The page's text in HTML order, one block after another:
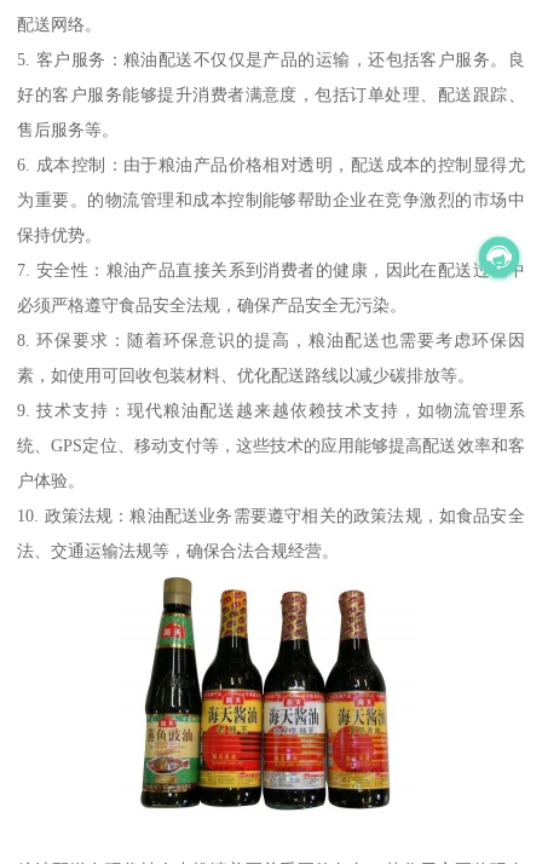
配送网络。
5. 客户服务：粮油配送不仅仅是产品的运输，还包括客户服务。良
好的客户服务能够提升消费者满意度，包括订单处理、配送跟踪、
售后服务等。
6. 成本控制：由于粮油产品价格相对透明，配送成本的控制显得尤
为重要。的物流管理和成本控制能够帮助企业在竞争激烈的市场中
保持优势。
7. 安全性：粮油产品直接关系到消费者的健康，因此在配送过程中
必须严格遵守食品安全法规，确保产品安全无污染。
8. 环保要求：随着环保意识的提高，粮油配送也需要考虑环保因
素，如使用可回收包装材料、优化配送路线以减少碳排放等。
9. 技术支持：现代粮油配送越来越依赖技术支持，如物流管理系
统、GPS定位、移动支付等，这些技术的应用能够提高配送效率和客
户体验。
10. 政策法规：粮油配送业务需要遵守相关的政策法规，如食品安全
法、交通运输法规等，确保合法合规经营。